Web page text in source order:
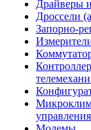
Драйверы
Дроссели
Запорно-
управления